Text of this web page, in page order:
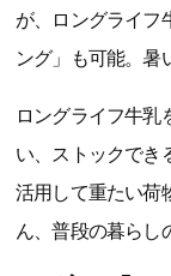
が、ロングライフ
ング」も可能。暑
ロングライフ牛乳
い、ストックでき
活用して重たい荷
ん、普段の暮らし